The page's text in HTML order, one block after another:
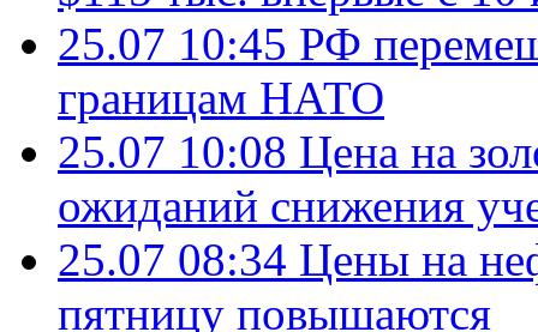
25.07 10:45 РФ
границам НАТО
25.07 10:08 Цена на
ожиданий снижения
25.07 08:34 Цены на
пятницу повышаются